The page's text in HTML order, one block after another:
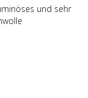
und sehr